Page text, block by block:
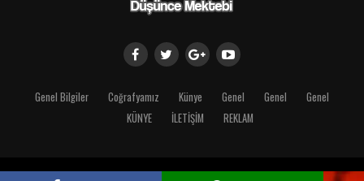
Genel Bilgiler Coğrafyamız Künye Genel Genel
Genel
KÜNYE
İLETİŞİM REKLAM